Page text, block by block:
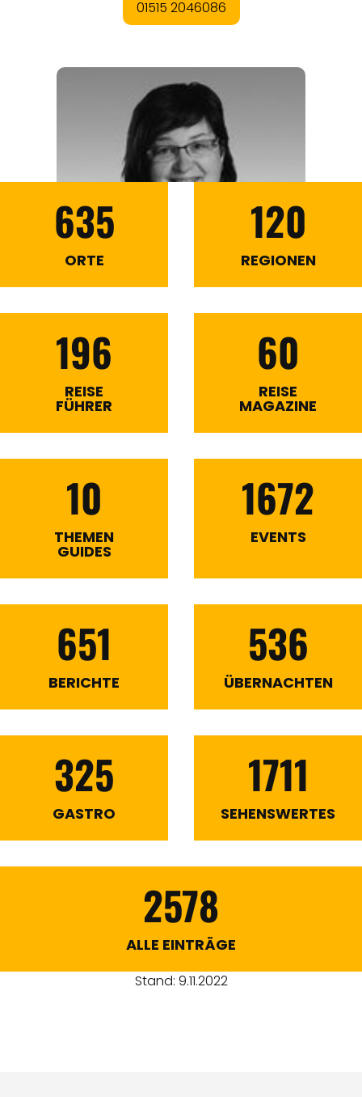
635
ORTE
120
REGIONEN
196
REISE
FÜHRER
60
REISE
MAGAZINE
10
THEMEN
GUIDES
1672
EVENTS
651
BERICHTE
536
ÜBERNACHTEN
325
GASTRO
1711
SEHENSWERTES
2578
ALLE EINTRÄGE
Stand: 9.11.2022